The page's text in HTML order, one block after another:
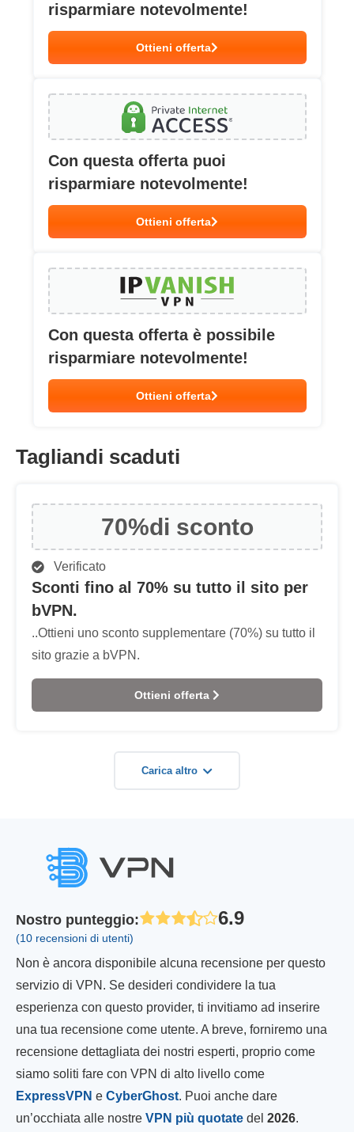
risparmiare notevolmente!
Ottieni offerta
Con questa offerta puoi
risparmiare notevolmente!
Ottieni offerta
Con questa offerta è possibile
risparmiare notevolmente!
Ottieni offerta
Tagliandi scaduti
70%di sconto
Verificato
Sconti fino al 70% su tutto il sito per
bVPN.
..Ottieni uno sconto supplementare (70%) su tutto il
sito grazie a bVPN.
Ottieni offerta
Carica altro
Nostro punteggio: 6.9
(10 recensioni di utenti)
Non è ancora disponibile alcuna recensione per questo
servizio di VPN. Se desideri condividere la tua
esperienza con questo provider, ti invitiamo ad inserire
una tua recensione come utente. A breve, forniremo una
recensione dettagliata dei nostri esperti, proprio come
siamo soliti fare con VPN di alto livello come
ExpressVPN e CyberGhost. Puoi anche dare
un’occhiata alle nostre VPN più quotate del 2026.